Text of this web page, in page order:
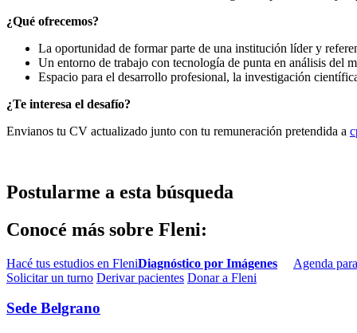
¿Qué ofrecemos?
La oportunidad de formar parte de una institución líder y
Un entorno de trabajo con tecnología de punta en análisis del
Espacio para el desarrollo profesional, la investigación
¿Te interesa el desafío?
Envianos tu CV actualizado junto con tu remuneración pretendida a
Postularme a esta búsqueda
Conocé más sobre Fleni:
Hacé tus estudios en FleniDiagnóstico por Imágenes Agenda
Solicitar un turno Derivar pacientes Donar a Fleni
Sede Belgrano